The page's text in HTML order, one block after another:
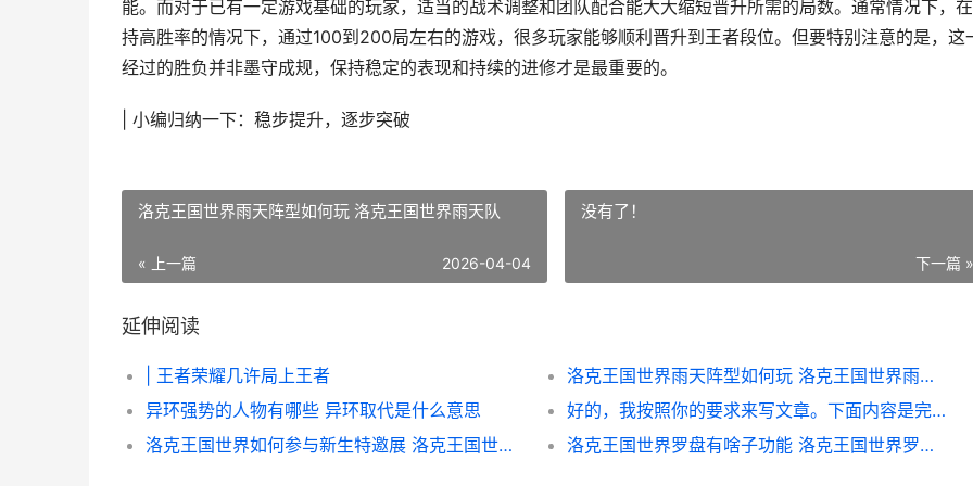
能。而对于已有一定游戏基础的玩家，适当的战术调整和团队配合能大大缩短晋升所需的局数。通常情况下，
持高胜率的情况下，通过100到200局左右的游戏，很多玩家能够顺利晋升到王者段位。但要特别注意的是，这
经过的胜负并非墨守成规，保持稳定的表现和持续的进修才是最重要的。
| 小编归纳一下：稳步提升，逐步突破
洛克王国世界雨天阵型如何玩 洛克王国世界雨天队
« 上一篇 2026-04-04
没有了！
下一篇 »
延伸阅读
| 王者荣耀几许局上王者
洛克王国世界雨天阵型如何玩 洛克王国世界雨天队
异环强势的人物有哪些 异环取代是什么意思
好的，我按照你的要求来写文章。下面内容是完整内容：
洛克王国世界如何参与新生特邀展 洛克王国世界如何给宠物改名字
洛克王国世界罗盘有啥子功能 洛克王国世界罗隐多少级进化